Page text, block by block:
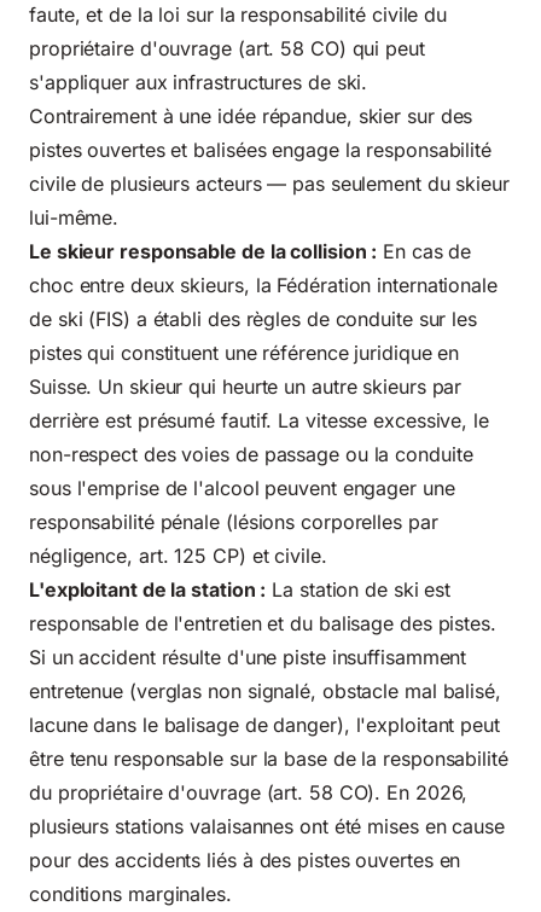
faute, et de la loi sur la responsabilité civile du
propriétaire d'ouvrage (art. 58 CO) qui peut
s'appliquer aux infrastructures de ski.
Contrairement à une idée répandue, skier sur des
pistes ouvertes et balisées engage la responsabilité
civile de plusieurs acteurs — pas seulement du skieur
lui-même.
Le skieur responsable de la collision : En cas de
choc entre deux skieurs, la Fédération internationale
de ski (FIS) a établi des règles de conduite sur les
pistes qui constituent une référence juridique en
Suisse. Un skieur qui heurte un autre skieurs par
derrière est présumé fautif. La vitesse excessive, le
non-respect des voies de passage ou la conduite
sous l'emprise de l'alcool peuvent engager une
responsabilité pénale (lésions corporelles par
négligence, art. 125 CP) et civile.
L'exploitant de la station : La station de ski est
responsable de l'entretien et du balisage des pistes.
Si un accident résulte d'une piste insuffisamment
entretenue (verglas non signalé, obstacle mal balisé,
lacune dans le balisage de danger), l'exploitant peut
être tenu responsable sur la base de la responsabilité
du propriétaire d'ouvrage (art. 58 CO). En 2026,
plusieurs stations valaisannes ont été mises en cause
pour des accidents liés à des pistes ouvertes en
conditions marginales.